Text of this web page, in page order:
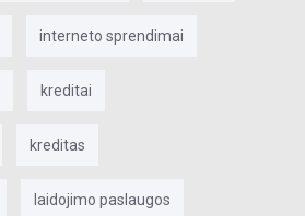
interneto sprendimai
kreditai
kreditas
laidojimo paslaugos